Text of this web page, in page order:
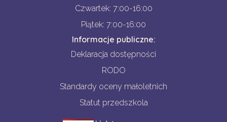
Czwartek: 7:00-16:00
Piątek: 7:00-16:00
Informacje publiczne:
Deklaracja dostępności
RODO
Standardy oceny małoletnich
Statut przedszkola